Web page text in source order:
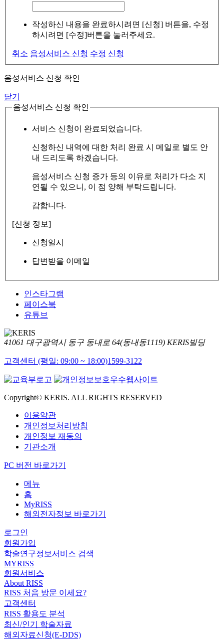
작성하신 내용을 완료하시려면 [신청] 버튼을, 수정
하시려면 [수정]버튼을 눌러주세요.
취소 음성서비스 신청 수정 신청
음성서비스 신청 확인
닫기
음성서비스 신청 확인
서비스 신청이 완료되었습니다.
신청하신 내역에 대한 처리 완료 시 메일로 별도 안
내 드리도록 하겠습니다.
음성서비스 신청 증가 등의 이유로 처리가 다소 지
연될 수 있으니, 이 점 양해 부탁드립니다.
감합니다.
[신청 정보]
신청일시
답변받을 이메일
인스타그램
페이스북
유튜브
41061 대구광역시 동구 동내로 64(동내동1119) KERIS빌딩
고객센터 (평일: 09:00 ~ 18:00)1599-3122
Copyright© KERIS. ALL RIGHTS RESERVED
이용약관
개인정보처리방침
개인정보 재동의
기관소개
PC 버전 바로가기
메뉴
홈
MyRISS
해외전자정보 바로가기
로그인
회원가입
학술연구정보서비스 검색
MYRISS
회원서비스
About RISS
RISS 처음 방문 이세요?
고객센터
RISS 활용도 분석
최신/인기 학술자료
해외자료신청(E-DDS)